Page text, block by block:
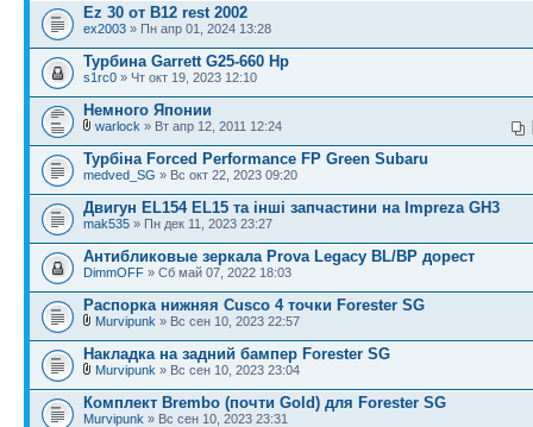
Ez 30 от B12 rest 2002
ex2003 » Пн апр 01, 2024 13:28
Турбина Garrett G25-660 Hp
s1rc0 » Чт окт 19, 2023 12:10
Немного Японии
warlock » Вт апр 12, 2011 12:24
Турбіна Forced Performance FP Green Subaru
medved_SG » Вс окт 22, 2023 09:20
Двигун EL154 EL15 та інші запчастини на Impreza GH3
mak535 » Пн дек 11, 2023 23:27
Антибликовые зеркала Prova Legacy BL/BP дорест
DimmOFF » Сб май 07, 2022 18:03
Распорка нижняя Cusco 4 точки Forester SG
Murvipunk » Вс сен 10, 2023 22:57
Накладка на задний бампер Forester SG
Murvipunk » Вс сен 10, 2023 23:04
Комплект Brembo (почти Gold) для Forester SG
Murvipunk » Вс сен 10, 2023 23:31